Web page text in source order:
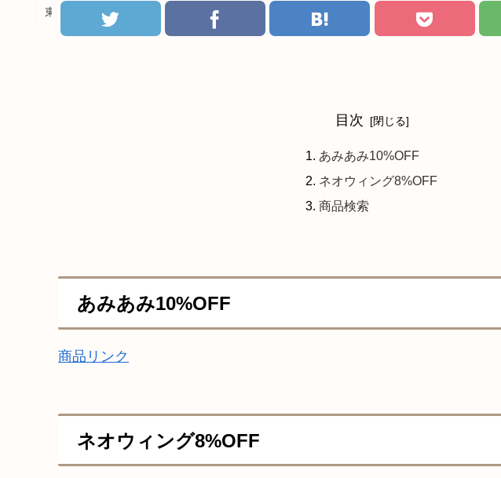
東京リベンジャーズ
目次
あみあみ10%OFF
ネオウィング8%OFF
商品検索
あみあみ10%OFF
商品リンク
ネオウィング8%OFF